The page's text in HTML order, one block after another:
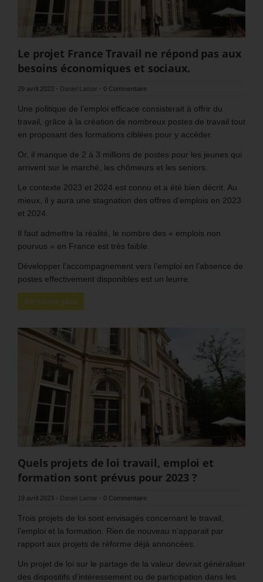
Le projet France Travail ne répond pas aux
besoins économiques et sociaux.
29 avril 2023 - Daniel Lamar - 0 Commentaire
Une politique de l’emploi efficace consisterait à offrir du
travail, grâce à la création de nombreux postes de travail tout
en proposant des formations ciblées pour y accéder.
Or, il manque de 2 à 3 millions de postes pour les jeunes qui
arrivent sur le marché, les chômeurs et les seniors.
Le contexte 2023 et 2024 est connu et a été bien décrit. Au
mieux, il y aura une stagnation des offres d’emplois en 2023
et 2024.
Il faut admettre la réalité, le nombre des « emplois non
pourvus » en France est très faible.
Développer l’accompagnement vers l’emploi en l’absence de
postes effectivement disponibles est un leurre.
En savoir plus
Quels projets de loi travail, emploi et
formation sont prévus pour 2023 ?
19 avril 2023 - Daniel Lamar - 0 Commentaire
Trois projets de loi sont envisagés concernant le travail,
l’emploi et la formation. Rien de nouveau n’apparait par
rapport aux projets de réforme déjà annoncées.
Un projet de loi sur le partage de la valeur devrait généraliser
des dispositifs d’intéressement ou de participation dans les